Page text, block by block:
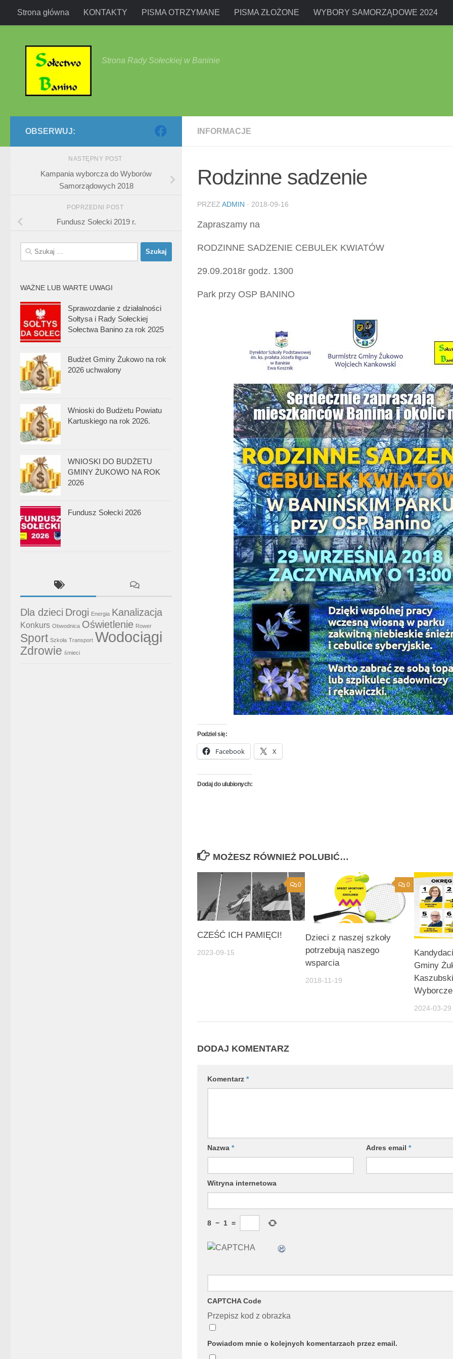
Przejdź do treści
Strona główna KONTAKTY PISMA OTRZYMANE PISMA ZŁOŻONE WYBORY SAMORZĄDOWE 2024
Strona Rady Sołeckiej w Baninie
INFORMACJE
Rodzinne sadzenie
PRZEZ ADMIN · 2018-09-16
Zapraszamy na
RODZINNE SADZENIE CEBULEK KWIATÓW
29.09.2018r godz. 1300
Park przy OSP BANINO
Podziel się:
Facebook X
Dodaj do ulubionych:
MOŻESZ RÓWNIEŻ POLUBIĆ…
0
CZEŚĆ ICH PAMIĘCI!
2023-09-15
0
Dzieci z naszej szkoły
potrzebują naszego
wsparcia
2018-11-19
Gminy
Wyborcze
2024-03-29
DODAJ KOMENTARZ
Komentarz *
Nazwa * Adres email*
Witryna internetowa
8 − 1 =
CAPTCHA Code
Przepisz kod z obrazka
Powiadom mnie o kolejnych komentarzach przez email.
OBSERWUJ:
NASTĘPNY POST
Kampania wyborcza do Wyborów
Samorządowych 2018
POPRZEDNI POST
Fundusz Sołecki 2019 r.
Szukaj:
WAŻNE LUB WARTE UWAGI
Sprawozdanie z działalności
Sołtysa i Rady Sołeckiej
Sołectwa Banino za rok 2025
Budżet Gminy Żukowo na rok
2026 uchwalony
Wnioski do Budżetu Powiatu
Kartuskiego na rok 2026.
WNIOSKI DO BUDŻETU
GMINY ŻUKOWO NA ROK
2026
Fundusz Sołecki 2026
Dla dzieci Drogi Energia Kanalizacja
Konkurs Obwodnica Oświetlenie Rower
Sport Szkoła Transport Wodociągi
Zdrowie śmieci